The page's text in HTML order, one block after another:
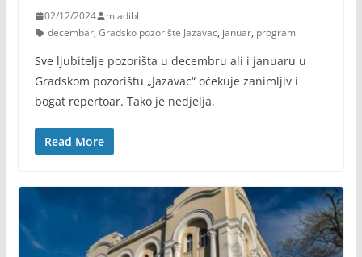
02/12/2024
mladibl
decembar, Gradsko pozorište Jazavac, januar, program
Sve ljubitelje pozorišta u decembru ali i januaru u
Gradskom pozorištu „Jazavac“ očekuje zanimljiv i
bogat repertoar. Tako je nedjelja,
Read More